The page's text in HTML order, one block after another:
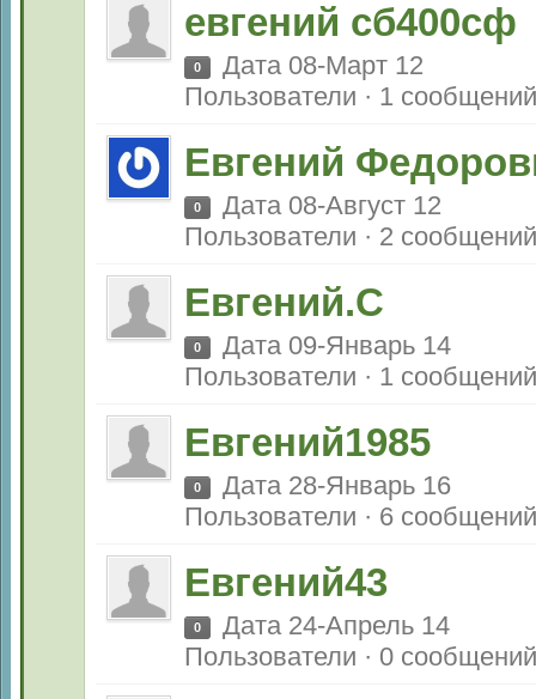
евгений сб400сф
0
Дата 08-Март 12
Пользователи · 1 сообщений
Евгений
0
Дата 08-Август 12
Пользователи · 2 сообщений
Евгений.С
0
Дата 09-Январь 14
Пользователи · 1 сообщений
Евгений1985
0
Дата 28-Январь 16
Пользователи · 6 сообщений
Евгений43
0
Дата 24-Апрель 14
Пользователи · 0 сообщений